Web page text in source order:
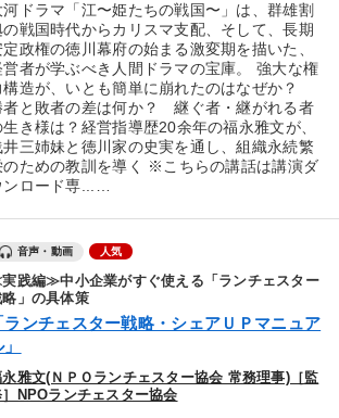
河ドラマ「江〜姫たちの戦国〜」は、群雄割
の戦国時代からカリスマ支配、そして、長期
定政権の徳川幕府の始まる激変期を描いた、
営者が学ぶべき人間ドラマの宝庫。 強大な権
構造が、いとも簡単に崩れたのはなぜか？
者と敗者の差は何か？ 継ぐ者・継がれる者
生き様は？経営指導歴20余年の福永雅文が、
井三姉妹と徳川家の史実を通し、組織永続繁
のための教訓を導く ※こちらの講話は講演ダ
ンロード専...…
音声・動画 人気
践編≫中小企業がすぐ使える「ランチェスター
略」の具体策
ランチェスター戦略・シェアＵＰマニュア
永雅文(ＮＰＯランチェスター協会 常務理事)［監
］NPOランチェスター協会